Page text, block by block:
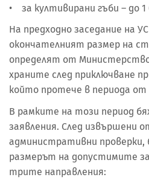
• за култивирани гъби – до 1
На предходно заседание на
окончателният размер на
определят от
храните след приключване
който протече в периода от
В рамките на този период
заявления. След извършени
административни проверки,
размерът на допустимите
трите направления: